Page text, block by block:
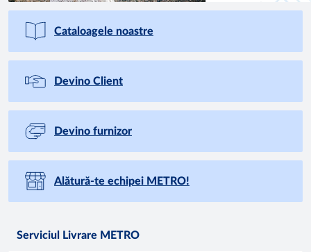
Cataloagele noastre
Devino Client
Devino furnizor
Alătură-te echipei METRO!
Serviciul Livrare METRO